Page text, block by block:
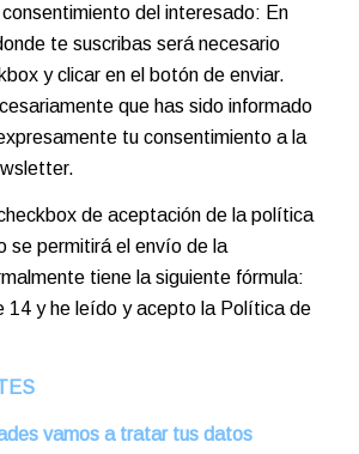
del interesado: En
te suscribas será necesario
y clicar en el botón de enviar.
que has sido informado
tu consentimiento a la
de aceptación de la política
se permitirá el envío de la
tiene la siguiente fórmula:
14 y he leído y acepto la Política de
vamos a tratar tus datos